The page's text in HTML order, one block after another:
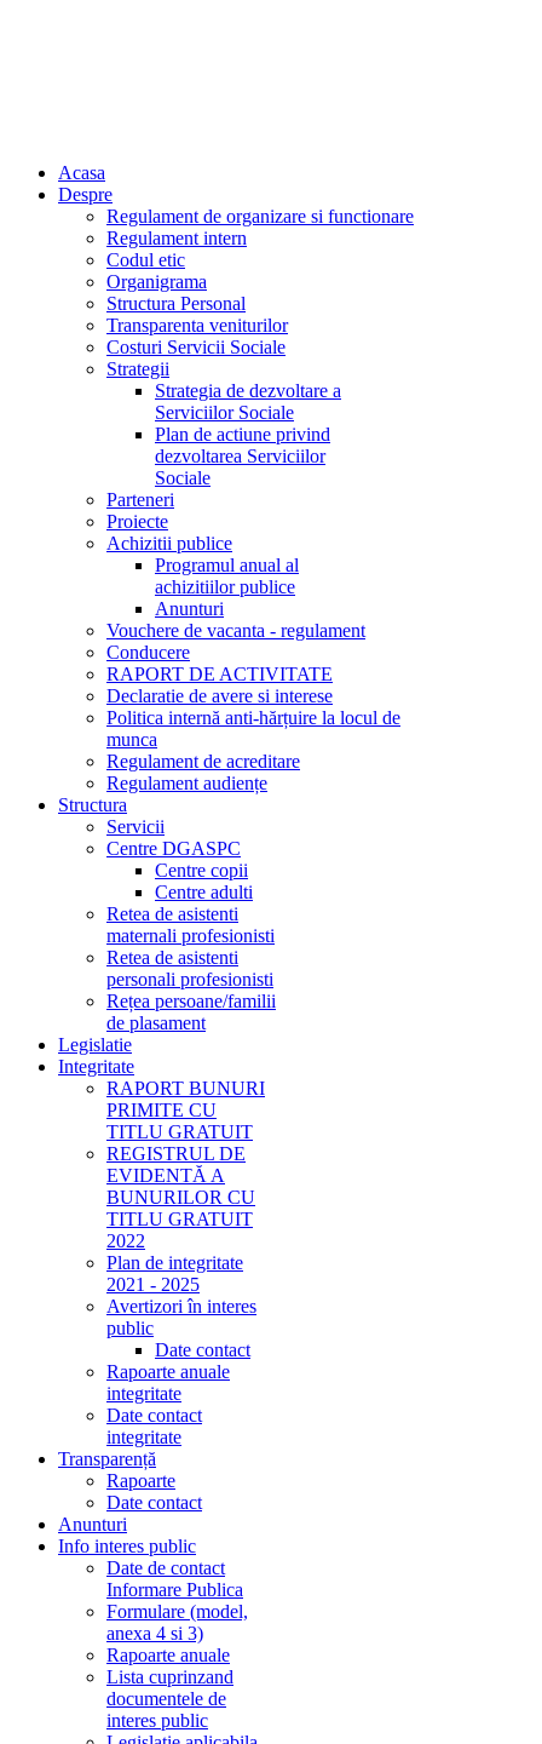
Acasa
Despre
Regulament de organizare si functionare
Regulament intern
Codul etic
Organigrama
Structura Personal
Transparenta veniturilor
Costuri Servicii Sociale
Strategii
Strategia de dezvoltare a
Serviciilor Sociale
Plan de actiune privind
dezvoltarea Serviciilor
Sociale
Parteneri
Proiecte
Achizitii publice
Programul anual al
achizitiilor publice
Anunturi
Vouchere de vacanta - regulament
Conducere
RAPORT DE ACTIVITATE
Declaratie de avere si interese
Politica internă anti-hărțuire la locul de
munca
Regulament de acreditare
Regulament audiențe
Structura
Servicii
Centre DGASPC
Centre copii
Centre adulti
Retea de asistenti
maternali profesionisti
Retea de asistenti
personali profesionisti
Rețea persoane/familii
de plasament
Legislatie
Integritate
RAPORT BUNURI
PRIMITE CU
TITLU GRATUIT
REGISTRUL DE
EVIDENTĂ A
BUNURILOR CU
TITLU GRATUIT
2022
Plan de integritate
2021 - 2025
Avertizori în interes
public
Date contact
Rapoarte anuale
integritate
Date contact
integritate
Transparență
Rapoarte
Date contact
Anunturi
Info interes public
Date de contact
Informare Publica
Formulare (model,
anexa 4 si 3)
Rapoarte anuale
Lista cuprinzand
documentele de
interes public